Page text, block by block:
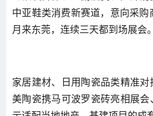
中亚鞋类消费新赛道，意向采购
月来东莞，连续三天都到场展会。
家居建材、日用陶瓷品类精准
美陶瓷携马可波罗瓷砖亮相展